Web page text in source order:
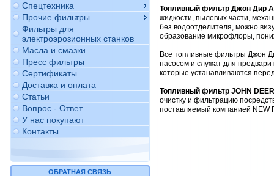
Спецтехника
Прочие фильтры
Фильтры для
электроэрозионных станков
Масла и смазки
Пресс фильтры
Сертификаты
Доставка и оплата
Статьи
Вопрос - Ответ
У нас покупают
Контакты
ОБРАТНАЯ СВЯЗЬ
Топливный фильтр Джон Дир
жидкости, пылевых части,
без водоотделителя, можно
образование микрофлоры,
Все топливные фильтры Джон
насосом и служат для
которые устанавливаются
Топливный фильтр JOHN
очистку и фильтрацию
поставляемый компанией NEW